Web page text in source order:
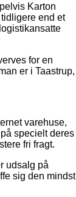
Karton
end et
for en
er i Taastrup,
varehuse,
specielt deres
fri fragt.
udsalg på
sig den mindst